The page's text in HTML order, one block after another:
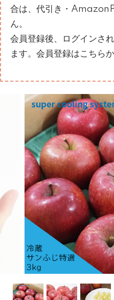
合は、代引き・
ん。
会員登録後、ログインさ
ます。 会員登録はこちら